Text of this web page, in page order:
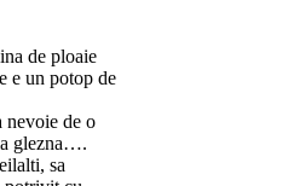
de ploaie
e un potop de
nevoie de o
glezna….
sa